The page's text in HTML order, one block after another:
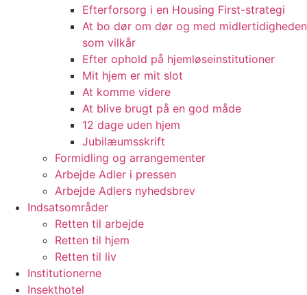
Efterforsorg i en Housing First-strategi
At bo dør om dør og med midlertidigheden
som vilkår
Efter ophold på hjemløseinstitutioner
Mit hjem er mit slot
At komme videre
At blive brugt på en god måde
12 dage uden hjem
Jubilæumsskrift
Formidling og arrangementer
Arbejde Adler i pressen
Arbejde Adlers nyhedsbrev
Indsatsområder
Retten til arbejde
Retten til hjem
Retten til liv
Institutionerne
Insekthotel